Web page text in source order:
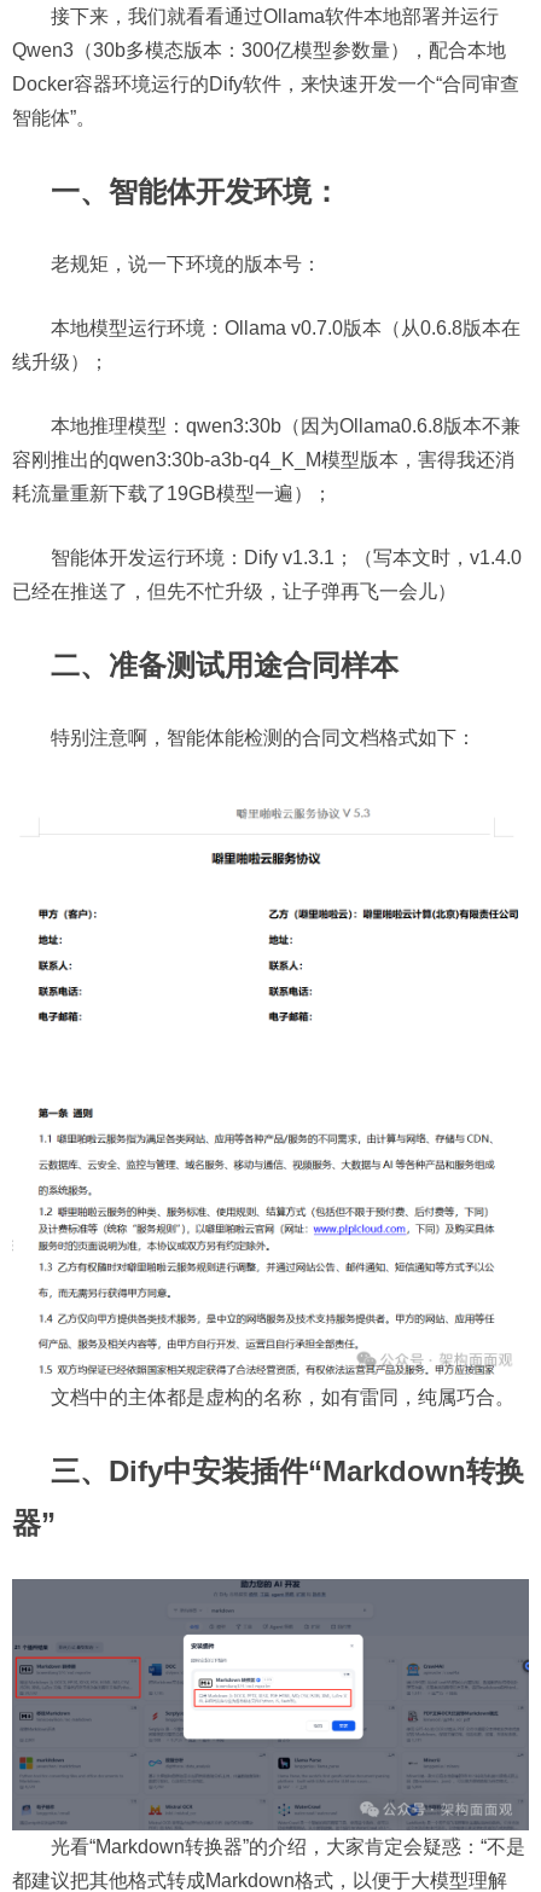
接下来，我们就看看通过Ollama软件本地部署并运行
Qwen3（30b多模态版本：300亿模型参数量），配合本地
Docker容器环境运行的Dify软件，来快速开发一个“合同审查
智能体”。
一、智能体开发环境：
老规矩，说一下环境的版本号：
本地模型运行环境：Ollama v0.7.0版本（从0.6.8版本在
线升级）；
本地推理模型：qwen3:30b（因为Ollama0.6.8版本不兼
容刚推出的qwen3:30b-a3b-q4_K_M模型版本，害得我还消
耗流量重新下载了19GB模型一遍）；
智能体开发运行环境：Dify v1.3.1；（写本文时，v1.4.0
已经在推送了，但先不忙升级，让子弹再飞一会儿）
二、准备测试用途合同样本
特别注意啊，智能体能检测的合同文档格式如下：
文档中的主体都是虚构的名称，如有雷同，纯属巧合。
三、Dify中安装插件“Markdown转换
器”
光看“Markdown转换器”的介绍，大家肯定会疑惑：“不是
都建议把其他格式转成Markdown格式，以便于大模型理解